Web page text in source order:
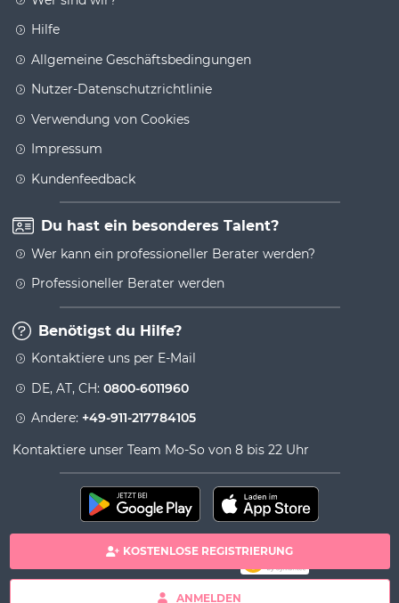
KOSTENLOSE REGISTRIERUNG
ANMELDEN
Hilfe
Allgemeine Geschäftsbedingungen
Nutzer-Datenschutzrichtlinie
Verwendung von Cookies
Impressum
Kundenfeedback
Du hast ein besonderes Talent?
Wer kann ein professioneller Berater werden?
Professioneller Berater werden
Benötigst du Hilfe?
Kontaktiere uns per E-Mail
DE, AT, CH: 0800-6011960
Andere: +49-911-217784105
Kontaktiere unser Team Mo-So von 8 bis 22 Uhr
100% sichere Zahlung
Copyright& copy 2026 Viversum - Powered by Ingenio